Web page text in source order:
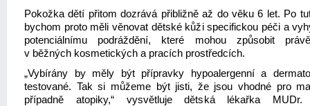
Pokožka dětí přitom dozrává přibližně až do věku 6 let. Po
bychom proto měli věnovat dětské kůži specifickou péči a
potenciálnímu podráždění, které mohou způsobit
v běžných kosmetických a pracích prostředcích.
„Vybírány by měly být přípravky hypoalergenní a
testované. Tak si můžeme být jisti, že jsou vhodné pro
případně atopiky,“ vysvětluje dětská lékařka MUDr.